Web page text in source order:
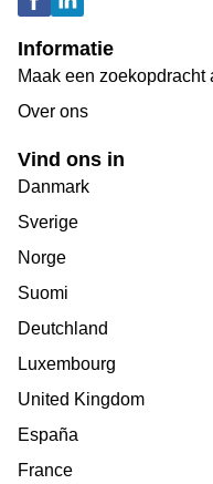
Informatie
Maak een zoekopdracht
Over ons
Vind ons in
Danmark
Sverige
Norge
Suomi
Deutchland
Luxembourg
United Kingdom
España
France